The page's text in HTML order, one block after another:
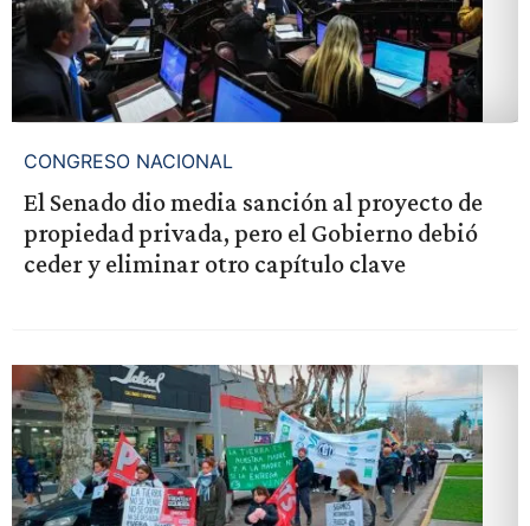
CONGRESO NACIONAL
El Senado dio media sanción al proyecto de
propiedad privada, pero el Gobierno debió
ceder y eliminar otro capítulo clave